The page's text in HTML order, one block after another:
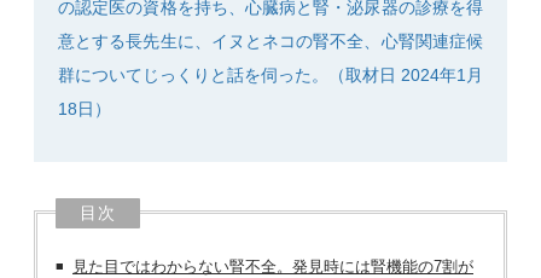
の認定医の資格を持ち、心臓病と腎・泌尿器の診療を得
意とする長先生に、イヌとネコの腎不全、心腎関連症候
群についてじっくりと話を伺った。（取材日 2024年1月
18日）
目次
見た目ではわからない腎不全。発見時には腎機能の7割が